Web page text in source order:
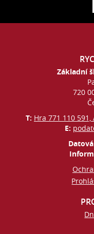
Základní
720
T: Hra 771 110 591,
E: